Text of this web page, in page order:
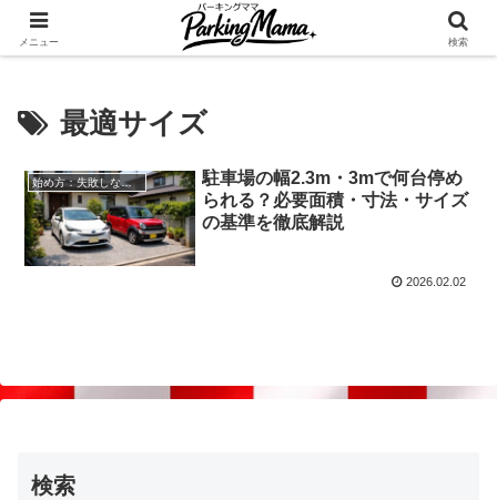
✨空き家・自宅の駐車場を貸してゆとりget🍵
最適サイズ
始め方：失敗しない自宅駐車場貸し出し
駐車場の幅2.3m・3mで何台停め
られる？必要面積・寸法・サイズ
の基準を徹底解説
2026.02.02
検索
メニュー 検索